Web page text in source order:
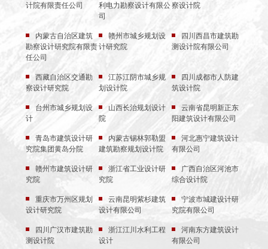
计院有限责任公司
利电力勘察设计有限公
司
察设计院
内蒙古自治区建筑
勘察设计研究院有限责
任公司
赣州市城乡规划设
计研究院
四川西昌市建筑勘
测设计院有限公司
西藏自治区交通勘
察设计研究院
江苏江阴市城乡规
划设计院
四川成都市人防建
筑设计院
台州市城乡规划设
计
山西长治规划设计
院
云南省昆明新正东
阳建筑设计有限公司
青岛市建筑设计研
究院集团黄岛分院
内蒙古锡林郭勒盟
建筑勘察规划设计院
河北惠宁建筑设计
有限公司
赣州市建筑设计研
究院
浙江省工业设计研
究院
广西自治区河池市
综合设计院
重庆市万州区规划
设计研究院
云南昆明紫杉建筑
设计有限公司
宁波市城建设计研
究院有限公司
四川广汉市建筑勘
测设计院
浙江江川水利工程
设计
河南东方建筑设计
有限公司